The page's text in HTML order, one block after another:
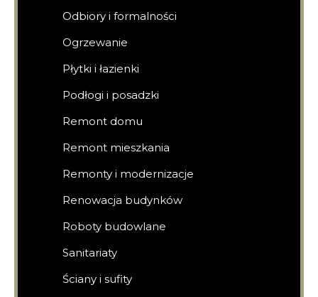
Odbiory i formalności
Ogrzewanie
Płytki i łazienki
Podłogi i posadzki
Remont domu
Remont mieszkania
Remonty i modernizacje
Renowacja budynków
Roboty budowlane
Sanitariaty
Ściany i sufity